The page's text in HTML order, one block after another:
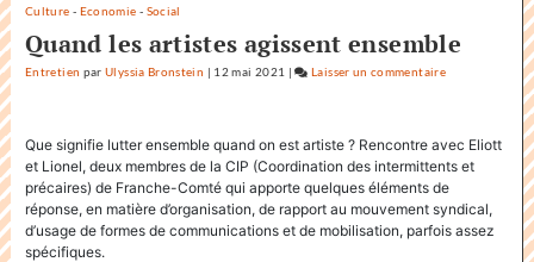
Culture - Economie - Social
Quand les artistes agissent ensemble
Entretien parUlyssia Bronstein | 12 mai 2021 | Laisser un commentaire
Factuel.media
le
titre
«
Que signifie lutter ensemble quand on est artiste ? Rencontre avec Eliott
et Lionel, deux membres de la CIP (Coor­dination des intermittents et
précaires) de Franche-Comté qui apporte quelques éléments de
réponse, en matière d’organisation, de rapport au mouvement syndical,
d’usage de formes de communications et de mobilisation, parfois assez
spécifiques.